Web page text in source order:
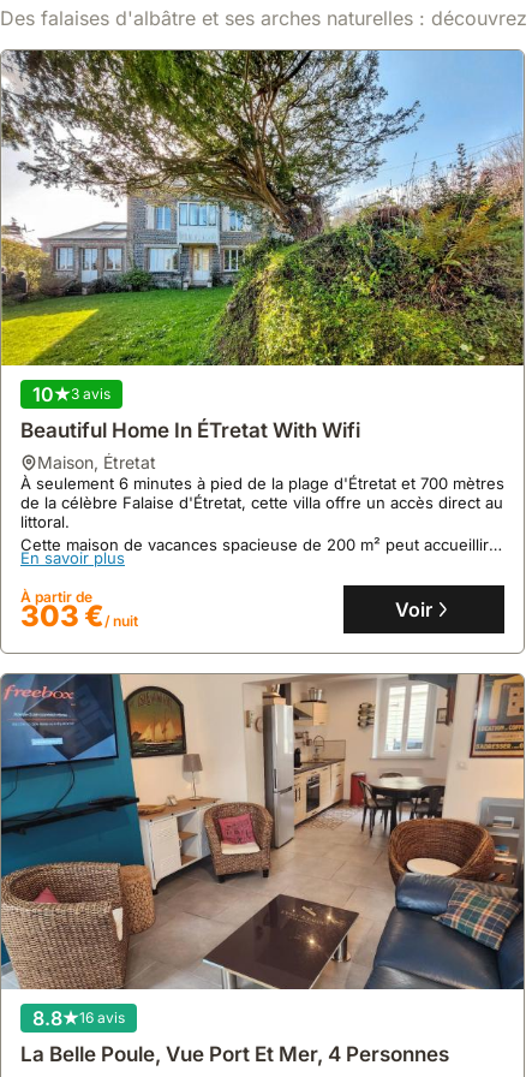
72 €/ nuit
Des falaises d'albâtre et ses arches naturelles :
10 3 avis
Beautiful Home In ÉTretat With Wifi
maison, Étretat
À seulement 6 minutes à pied de la plage d'Étretat et 700 mètres
de la célèbre Falaise d'Étretat, cette villa offre un accès direct au
littoral.
Cette maison de vacances spacieuse de 200 m² peut accueillir
jusqu'à 13 personnes et dispose de 4 chambres, 2 salles de
bain, d'une cuisine équipée et d'un jardin, avec WiFi et parking
gratuits.
En savoir plus
À partir de
303 €/ nuit Voir
8.8 16 avis
La Belle Poule, Vue Port Et Mer, 4 Personnes